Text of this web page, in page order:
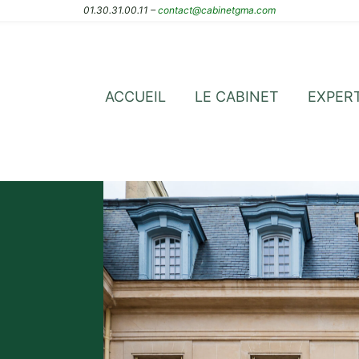
01.30.31.00.11 –contact@cabinetgma.com
ACCUEIL LE CABINET